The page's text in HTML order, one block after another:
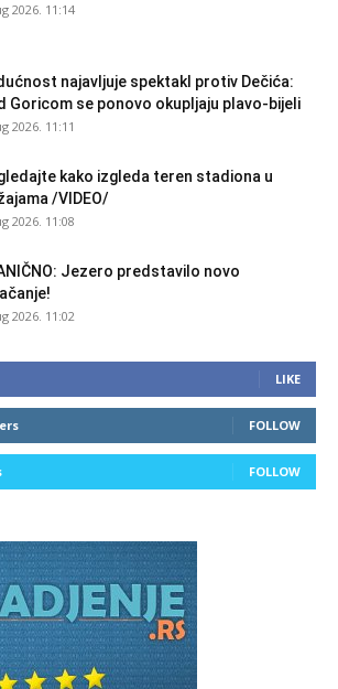
2026. 11:14
najavljuje spektakl protiv Dečića:
Goricom se ponovo okupljaju plavo-bijeli
2026. 11:11
kako izgleda teren stadiona u
/VIDEO/
2026. 11:08
Jezero predstavilo novo
2026. 11:02
LIKE
FOLLOW
FOLLOW